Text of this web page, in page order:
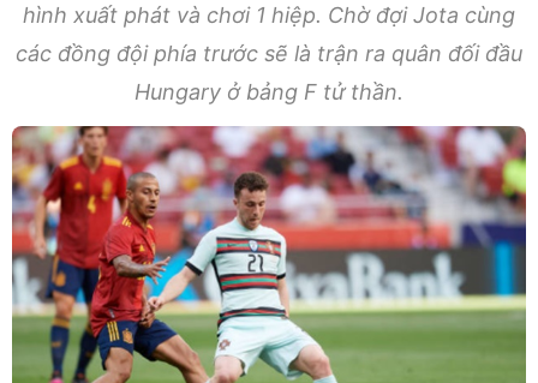
hình xuất phát và chơi 1 hiệp. Chờ đợi Jota cùng
các đồng đội phía trước sẽ là trận ra quân đối đầu
Hungary ở bảng F tử thần.